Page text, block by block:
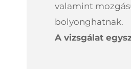
valamint
bolyonghatnak.
A vizsgálat